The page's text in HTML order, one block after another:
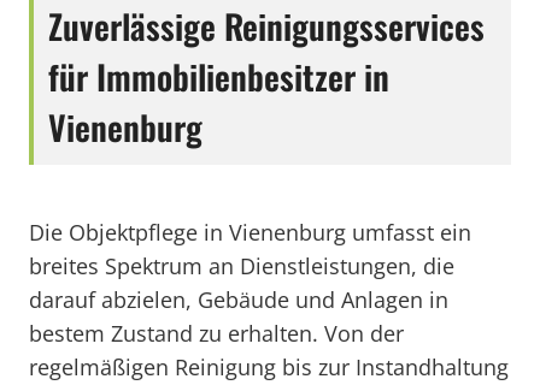
Zuverlässige Reinigungsservices
für Immobilienbesitzer in
Vienenburg
Die Objektpflege in Vienenburg umfasst ein
breites Spektrum an Dienstleistungen, die
darauf abzielen, Gebäude und Anlagen in
bestem Zustand zu erhalten. Von der
regelmäßigen Reinigung bis zur Instandhaltung